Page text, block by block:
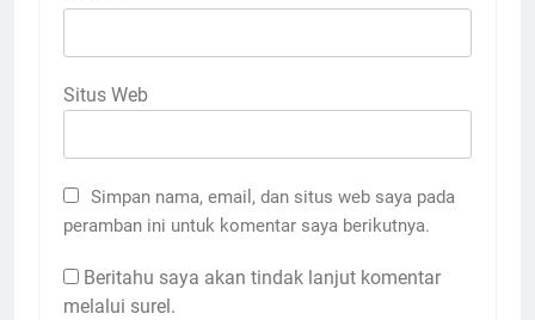
Situs Web
Simpan nama, email, dan situs web saya pada
peramban ini untuk komentar saya berikutnya.
Beritahu saya akan tindak lanjut komentar
melalui surel.